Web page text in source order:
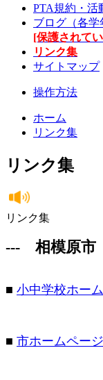
PTA規約・活
ブログ（各学
[保護されて
リンク集
サイトマップ
操作方法
ホーム
リンク集
リンク集
リンク集
--- 相模原
■ 小中学校ホー
■ 市ホームページ